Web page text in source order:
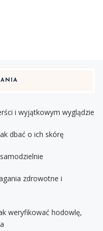
i wyjątkowym wyglądzie
dbać o ich skórę
zdrowotne i
weryfikować hodowlę,